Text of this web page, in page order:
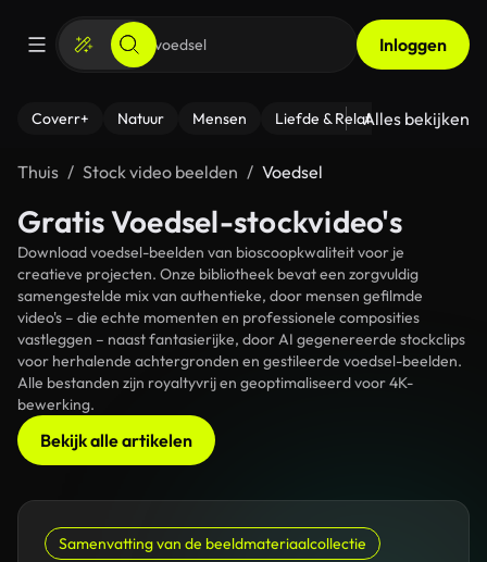
Inloggen
Coverr+ Natuur Mensen Liefde & Relaties - Fitness
Alles bekijken
Thuis Stock video beelden Voedsel
Gratis Voedsel-stockvideo's
Download voedsel-beelden van bioscoopkwaliteit voor je
creatieve projecten. Onze bibliotheek bevat een zorgvuldig
samengestelde mix van authentieke, door mensen gefilmde
video's – die echte momenten en professionele composities
vastleggen – naast fantasierijke, door AI gegenereerde stockclips
voor herhalende achtergronden en gestileerde voedsel-beelden.
Alle bestanden zijn royaltyvrij en geoptimaliseerd voor 4K-
bewerking.
Bekijk alle artikelen
Samenvatting van de beeldmateriaalcollectie